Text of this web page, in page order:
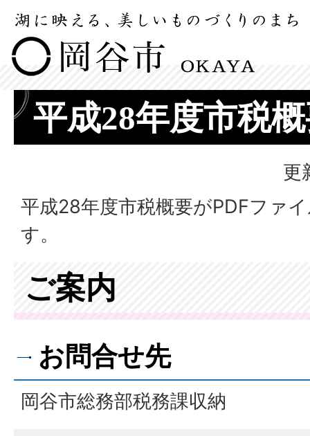
平成28年度市税
更
平成28年度市税概要がPDFファ
す。
ご案内
お問合せ先
岡谷市総務部税務課収納